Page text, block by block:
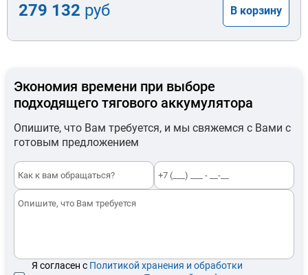
279 132 руб В корзину
Экономия времени при выборе
подходящего тягового аккумулятора
Опишите, что Вам требуется, и мы свяжемся с Вами с
готовым предложением
Я согласен с Политикой хранения и обработки